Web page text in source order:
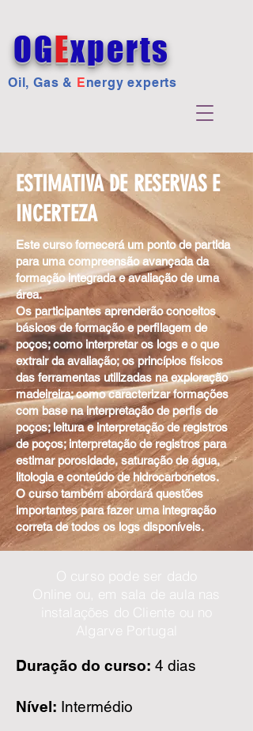
OGExperts
Oil, Gas & Energy experts
ESTIMATIVA DE RESERVAS E
INCERTEZA
Este curso fornecerá um ponto de partida
para uma compreensão avançada da
formação integrada e avaliação de uma
área.
Os participantes aprenderão conceitos
básicos de formação e perfilagem de
poços; como interpretar os logs e o que
extrair da avaliação; os princípios físicos
das ferramentas utilizadas na exploração
madeireira; como caracterizar formações
com base na interpretação de perfis de
poços; leitura e interpretação de registros
de poços; interpretação de registros para
estimar porosidade, saturação de água,
litologia e conteúdo de hidrocarbonetos.
O curso também abordará questões
importantes para fazer uma integração
correta de todos os logs disponíveis.
O curso pode ser dado
Online ou, em sala de aula nas
instalações do Cliente ou no
Algarve Portugal
Duração do curso: 4 dias
Nível: Intermédio